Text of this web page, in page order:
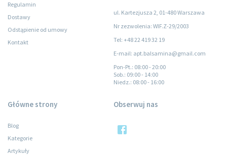
Regulamin
Dostawy
Odstąpienie od umowy
Kontakt
ul. Kartezjusza 2, 01-480 Warszawa
Nr zezwolenia: WIF.Z-29/2003
Tel: +48 22 419 32 19
E-mail: apt.balsamina@gmail.com
Pon-Pt.: 08:00 - 20:00
Sob.: 09:00 - 14:00
Niedz.: 08:00 - 16:00
Główne strony
Blog
Kategorie
Artykuły
Obserwuj nas